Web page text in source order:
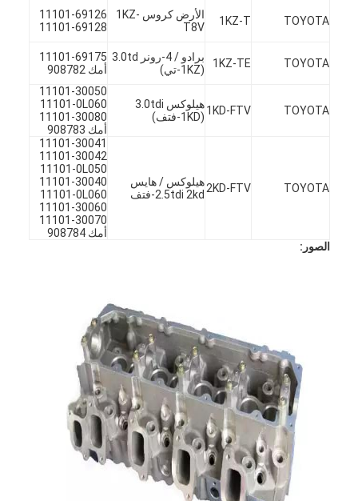
المنزل
المنتجات
فيديوهات
TOYOTA
1KZ-T
الأرض كروس 1KZ-
T8V
11101-69126
11101-69128
TOYOTA
1KZ-TE
برادو / 4-رونر 3.0td
(1KZ-تي)
11101-69175
أمك 908782
TOYOTA
1KD-FTV
هيلوكس 3.0tdi
(1KD-فتف)
11101-30050
11101-0L060
11101-30080
أمك 908783
TOYOTA
2KD-FTV هيلوكس / هايس
2.5tdi 2kd-فتف
11101-30041
11101-30042
11101-0L050
11101-30040
11101-0L060
11101-30060
11101-30070
أمك 908784
الصور: